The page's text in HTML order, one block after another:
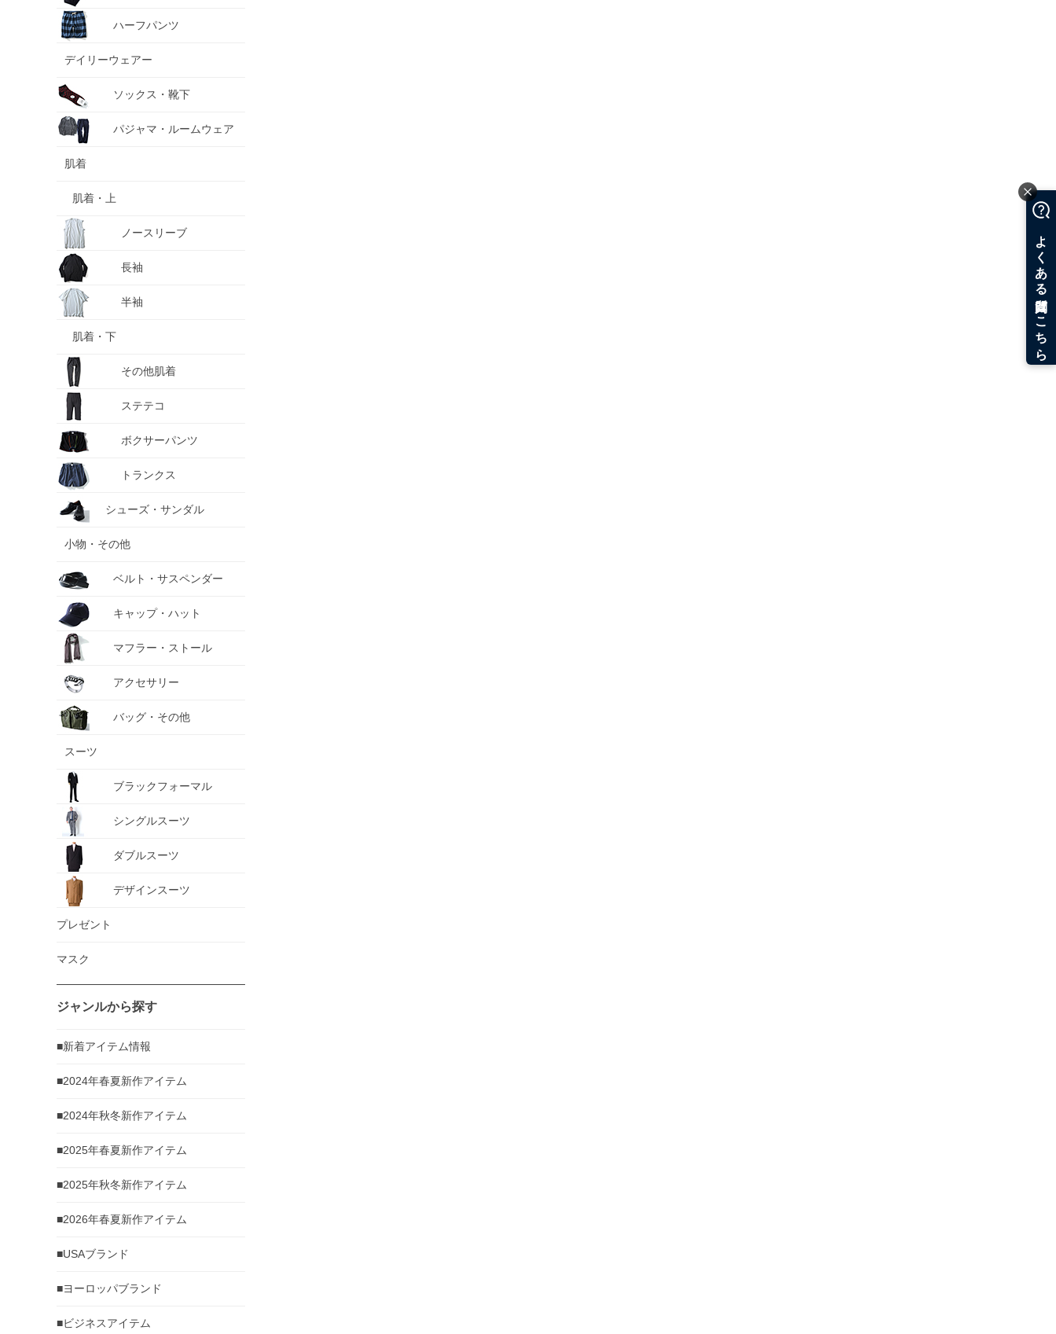
ハーフパンツ
デイリーウェアー
ソックス・靴下
パジャマ・ルームウェア
肌着
肌着・上
ノースリーブ
長袖
半袖
肌着・下
その他肌着
ステテコ
ボクサーパンツ
トランクス
シューズ・サンダル
小物・その他
ベルト・サスペンダー
キャップ・ハット
マフラー・ストール
アクセサリー
バッグ・その他
スーツ
ブラックフォーマル
シングルスーツ
ダブルスーツ
デザインスーツ
プレゼント
マスク
ジャンルから探す
■新着アイテム情報
■2024年春夏新作アイテム
■2024年秋冬新作アイテム
■2025年春夏新作アイテム
■2025年秋冬新作アイテム
■2026年春夏新作アイテム
■USAブランド
■ヨーロッパブランド
■ビジネスアイテム